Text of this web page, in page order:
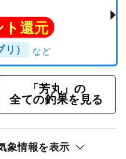
ト還元
）
「芳丸」の
全ての釣果を見る
象情報を表示